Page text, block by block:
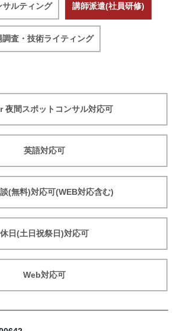
サルティング 講師派遣(社員研修)
査・技術ライティング
夜間スポットコンサル対応可
英語対応可
(無料)対応可(WEB対応含む)
休日(土日祝祭日)対応可
Web対応可